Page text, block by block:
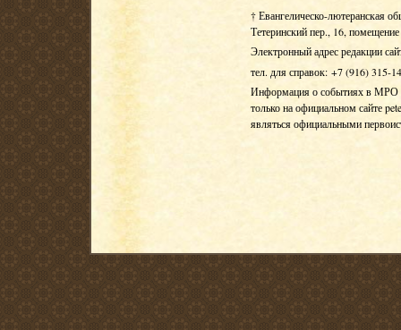
† Евангелическо-лютеранская
Тетеринский пер., 16,
Электронный адрес редакции
тел. для справок: +7 (916) 315-
Информация о событиях в МРО
только на официальном сайте
являться официальными